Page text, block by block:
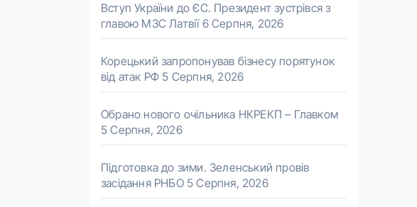
Вступ України до ЄС. Президент зустрівся з
главою МЗС Латвії 6 Серпня, 2026
Корецький запропонував бізнесу порятунок
від атак РФ 5 Серпня, 2026
Обрано нового очільника НКРЕКП – Главком
5 Серпня, 2026
Підготовка до зими. Зеленський провів
засідання РНБО 5 Серпня, 2026